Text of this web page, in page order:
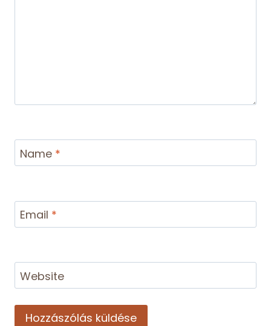
Name *
Email *
Website